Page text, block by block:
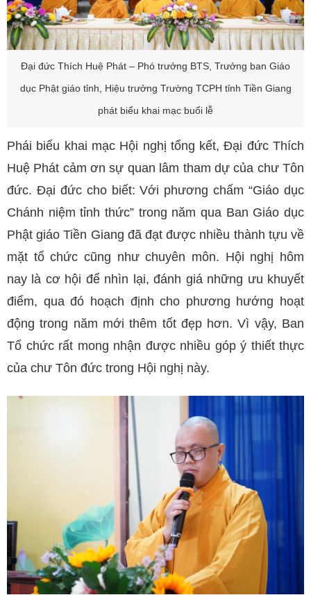
Đại đức Thích Huệ Phát – Phó trưởng BTS, Trưởng ban Giáo
dục Phật giáo tỉnh, Hiệu trưởng Trường TCPH tỉnh Tiền Giang
phát biểu khai mạc buổi lễ
Phái biểu khai mạc Hội nghị tổng kết, Đại đức Thích
Huệ Phát cảm ơn sự quan lâm tham dự của chư Tôn
đức. Đại đức cho biết: Với phương chấm “Giáo dục
Chánh niệm tỉnh thức” trong năm qua Ban Giáo dục
Phật giáo Tiền Giang đã đạt được nhiều thành tựu về
mặt tổ chức cũng như chuyên môn. Hội nghị hôm
nay là cơ hội để nhìn lại, đánh giá những ưu khuyết
điểm, qua đó hoạch định cho phương hướng hoạt
động trong năm mới thêm tốt đẹp hơn. Vì vậy, Ban
Tổ chức rất mong nhận được nhiều góp ý thiết thực
của chư Tôn đức trong Hội nghị này.